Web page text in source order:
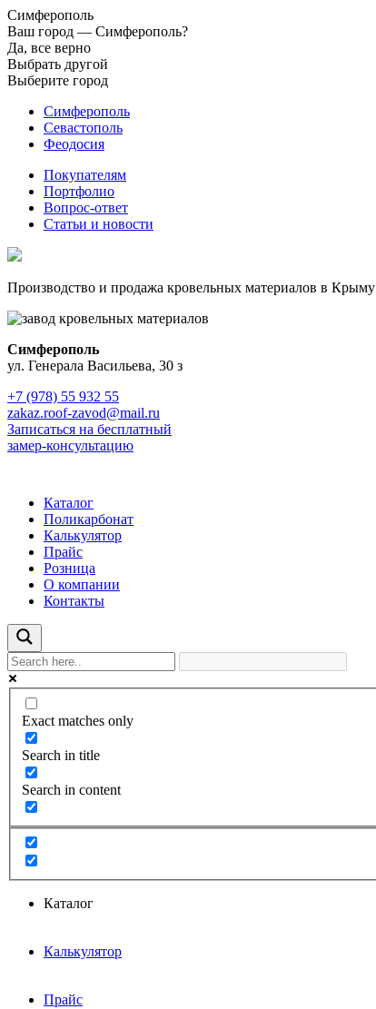
Симферополь
Ваш город — Симферополь?
Да, все верно
Выбрать другой
Выберите город
Симферополь
Севастополь
Феодосия
Покупателям
Портфолио
Вопрос-ответ
Статьи и новости
Производство и продажа кровельных материалов в Крыму
Симферополь
ул. Генерала Васильева, 30 з
+7 (978) 55 932 55
zakaz.roof-zavod@mail.ru
Записаться на бесплатный
замер-консультацию
Каталог
Поликарбонат
Калькулятор
Прайс
Розница
О компании
Контакты
Exact matches only
Search in title
Search in content
Каталог
Калькулятор
Прайс